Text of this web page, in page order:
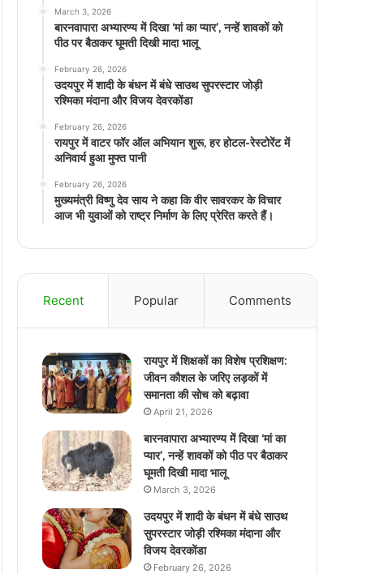
March 3, 2026
बारनवापारा अभ्यारण्य में दिखा ‘मां का प्यार’, नन्हें शावकों को
पीठ पर बैठाकर घूमती दिखी मादा भालू
February 26, 2026
उदयपुर में शादी के बंधन में बंधे साउथ सुपरस्टार जोड़ी
रश्मिका मंदाना और विजय देवरकोंडा
February 26, 2026
रायपुर में वाटर फॉर ऑल अभियान शुरू, हर होटल-रेस्टोरेंट में
अनिवार्य हुआ मुफ्त पानी
February 26, 2026
मुख्यमंत्री विष्णु देव साय ने कहा कि वीर सावरकर के विचार
आज भी युवाओं को राष्ट्र निर्माण के लिए प्रेरित करते हैं।
Recent Popular Comments
रायपुर में शिक्षकों का विशेष प्रशिक्षण:
जीवन कौशल के जरिए लड़कों में
समानता की सोच को बढ़ावा
April 21, 2026
बारनवापारा अभ्यारण्य में दिखा ‘मां का
प्यार’, नन्हें शावकों को पीठ पर बैठाकर
घूमती दिखी मादा भालू
March 3, 2026
उदयपुर में शादी के बंधन में बंधे साउथ
सुपरस्टार जोड़ी रश्मिका मंदाना और
विजय देवरकोंडा
February 26, 2026